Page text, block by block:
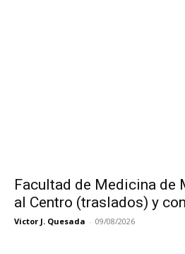
Facultad de Medicina de
al Centro (traslados) y
Victor J. Quesada - 09/08/2026